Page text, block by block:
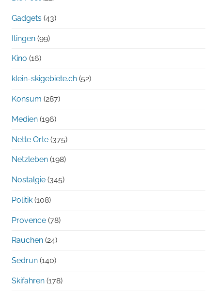
Gadgets (43)
Itingen (99)
Kino (16)
klein-skigebiete.ch (52)
Konsum (287)
Medien (196)
Nette Orte (375)
Netzleben (198)
Nostalgie (345)
Politik (108)
Provence (78)
Rauchen (24)
Sedrun (140)
Skifahren (178)